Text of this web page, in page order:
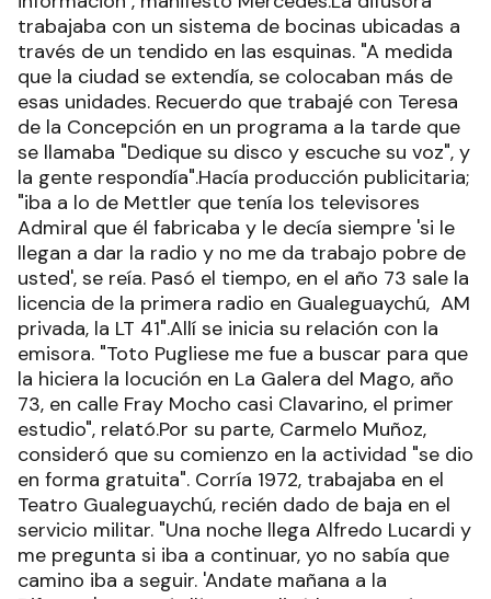
trabajaba con un sistema de bocinas ubicadas a
través de un tendido en las esquinas. "A medida
que la ciudad se extendía, se colocaban más de
esas unidades. Recuerdo que trabajé con Teresa
de la Concepción en un programa a la tarde que
se llamaba "Dedique su disco y escuche su voz", y
la gente respondía".Hacía producción publicitaria;
"iba a lo de Mettler que tenía los televisores
Admiral que él fabricaba y le decía siempre 'si le
llegan a dar la radio y no me da trabajo pobre de
usted', se reía. Pasó el tiempo, en el año 73 sale la
licencia de la primera radio en Gualeguaychú, AM
privada, la LT 41".Allí se inicia su relación con la
emisora. "Toto Pugliese me fue a buscar para que
la hiciera la locución en La Galera del Mago, año
73, en calle Fray Mocho casi Clavarino, el primer
estudio", relató.Por su parte, Carmelo Muñoz,
consideró que su comienzo en la actividad "se dio
en forma gratuita". Corría 1972, trabajaba en el
Teatro Gualeguaychú, recién dado de baja en el
servicio militar. "Una noche llega Alfredo Lucardi y
me pregunta si iba a continuar, yo no sabía que
camino iba a seguir. 'Andate mañana a la